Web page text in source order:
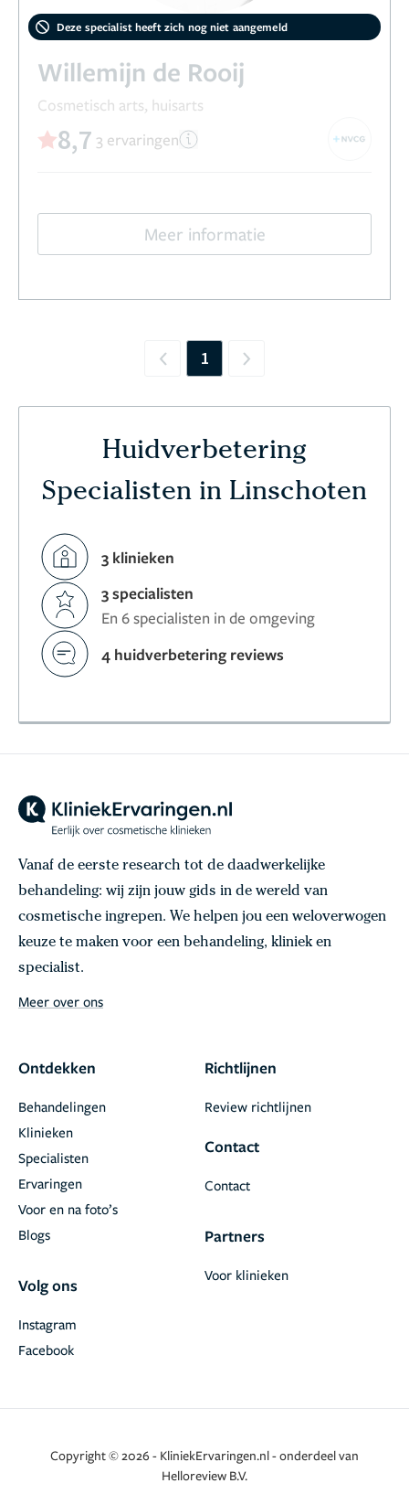
Deze specialist heeft zich nog niet aangemeld
Willemijn de Rooij
Cosmetisch arts, huisarts
8,7 3 ervaringen
Meer informatie
Previous
1 Next
Huidverbetering
Specialisten in Linschoten
3 klinieken
3 specialisten
En 6 specialisten in de omgeving
4 huidverbetering reviews
Vanaf de eerste research tot de daadwerkelijke
behandeling: wij zijn jouw gids in de wereld van
cosmetische ingrepen. We helpen jou een weloverwogen
keuze te maken voor een behandeling, kliniek en
specialist.
Meer over ons
Ontdekken
Behandelingen
Klinieken
Specialisten
Ervaringen
Voor en na foto’s
Blogs
Volg ons
Facebook
Instagram
Richtlijnen
Review richtlijnen
Contact
Contact
Partners
Voor klinieken
Copyright © 2026 - KliniekErvaringen.nl - onderdeel van
Helloreview B.V.